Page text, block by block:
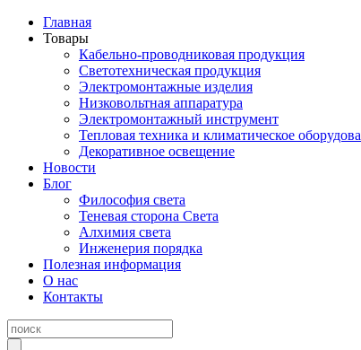
Главная
Товары
Кабельно-проводниковая продукция
Светотехническая продукция
Электромонтажные изделия
Низковольтная аппаратура
Электромонтажный инструмент
Тепловая техника и климатическое
Декоративное освещение
Новости
Блог
Философия света
Теневая сторона Света
Алхимия света
Инженерия порядка
Полезная информация
О нас
Контакты